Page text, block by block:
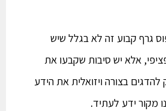
גרף קבוע זה לא בגלל שיש
אלא יש סיבות שקבעו את
בצורה ויזואלית את הידע
מקור ידע לעתיד.